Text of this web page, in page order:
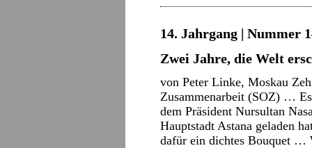
14. Jahrgang | Nummer
Zwei Jahre, die Welt
von Peter Linke, Moskau
Zusammenarbeit (SOZ) …
dem Präsident Nursultan
Hauptstadt Astana geladen
dafür ein dichtes Bouquet …